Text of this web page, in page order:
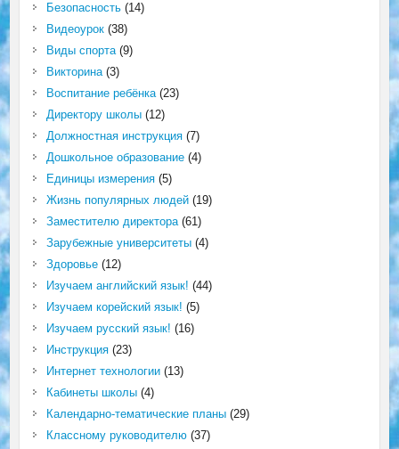
Безопасность(14)
Видеоурок(38)
Виды спорта(9)
Викторина(3)
Воспитание ребёнка(23)
Директору школы(12)
Должностная инструкция(7)
Дошкольное образование(4)
Единицы измерения(5)
Жизнь популярных людей(19)
Заместителю директора(61)
Зарубежные университеты(4)
Здоровье(12)
Изучаем английский язык! (44)
Изучаем корейский язык! (5)
Изучаем русский язык! (16)
Инструкция(23)
Интернет технологии(13)
Кабинеты школы(4)
Календарно-тематические планы(29)
Классному руководителю(37)